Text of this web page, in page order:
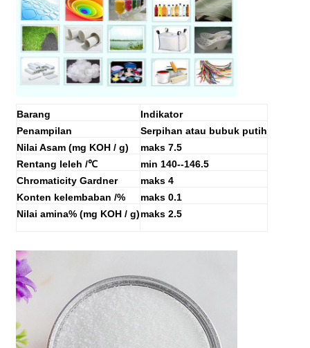
Barang
Indikator
Penampilan
Serpihan atau bubuk putih
Nilai Asam (mg KOH / g)
maks 7.5
Rentang leleh /℃ min 140--146.5
Chromaticity Gardner
maks 4
Konten kelembaban /%
maks 0.1
Nilai amina% (mg KOH / g)maks 2.5